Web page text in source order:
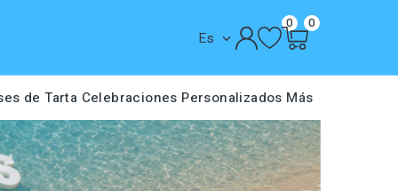
Es 
0 0
de Tarta Celebraciones Personalizados Más